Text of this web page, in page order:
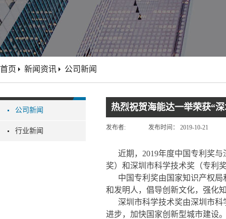
公司新闻
行业新闻
首页 新闻资讯 公司新闻
热烈祝贺海能达一举荣获“
发布者: 发布时间： 2019-10-21
近期，2019年度中国专利奖
奖）和深圳市科学技术奖（专利
中国专利奖由国家知识产权
和发明人，倡导创新文化，强化
深圳市科学技术奖由深圳市
进步，加快国家创新型城市建设